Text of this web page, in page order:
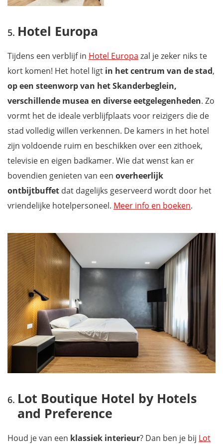
Hotel Europa
Tijdens een verblijf in Hotel Europa zal je zeker niks te
kort komen! Het hotel ligt in het centrum van de stad,
op een steenworp van het Skanderbeglein,
verschillende musea en diverse eetgelegenheden. Zo
vormt het de ideale verblijfplaats voor reizigers die de
stad volledig willen verkennen. De kamers in het hotel
zijn voldoende ruim en beschikken over een zithoek,
televisie en eigen badkamer. Wie dat wenst kan er
bovendien genieten van een overheerlijk
ontbijtbuffet dat dagelijks geserveerd wordt door het
vriendelijke hotelpersoneel. Meer info en boeken.
Lot Boutique Hotel by Hotels
and Preference
Houd je van een klassiek interieur? Dan ben je bij Lot